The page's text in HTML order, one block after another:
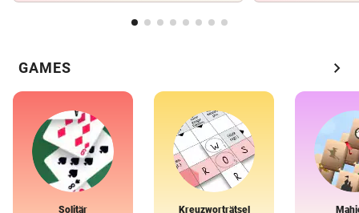
GAMES chevron_right
Solitär Kreuzworträtsel